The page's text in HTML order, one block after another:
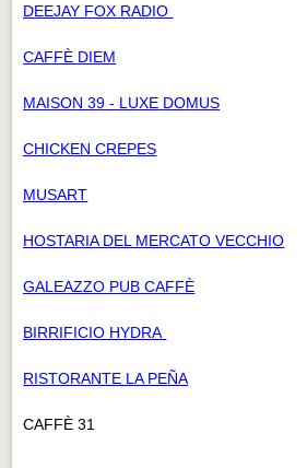
DEEJAY FOX RADIO
CAFFÈ DIEM
MAISON 39 - LUXE DOMUS
CHICKEN CREPES
MUSART
HOSTARIA DEL MERCATO VECCHIO
GALEAZZO PUB CAFFÈ
BIRRIFICIO HYDRA
RISTORANTE LA PEÑA
CAFFÈ 31